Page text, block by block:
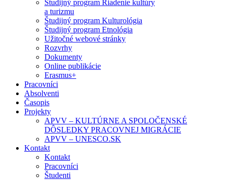
Študijný program Riadenie kultúry
a turizmu
Študijný program Kulturológia
Študijný program Etnológia
Užitočné webové stránky
Rozvrhy
Dokumenty
Online publikácie
Erasmus+
Pracovníci
Absolventi
Časopis
Projekty
APVV – KULTÚRNE A SPOLOČENSKÉ
DÔSLEDKY PRACOVNEJ MIGRÁCIE
APVV – UNESCO.SK
Kontakt
Kontakt
Pracovníci
Študenti